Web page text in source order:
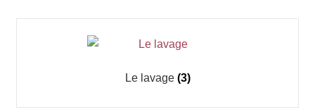
Le lavage (3)